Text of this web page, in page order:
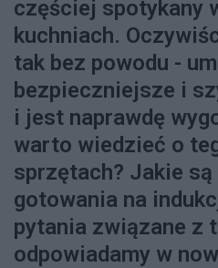
częściej spotykany
kuchniach.
tak bez powodu -
bezpieczniejsze i
i jest naprawdę
warto wiedzieć o
sprzętach? Jakie są
gotowania na
pytania związane z
odpowiadamy w